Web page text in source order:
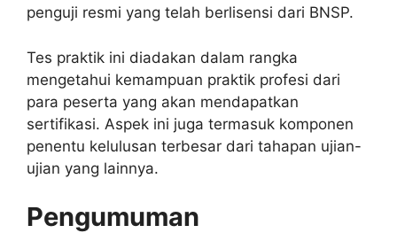
penguji resmi yang telah berlisensi dari BNSP.
Tes praktik ini diadakan dalam rangka
mengetahui kemampuan praktik profesi dari
para peserta yang akan mendapatkan
sertifikasi. Aspek ini juga termasuk komponen
penentu kelulusan terbesar dari tahapan ujian-
ujian yang lainnya.
Pengumuman